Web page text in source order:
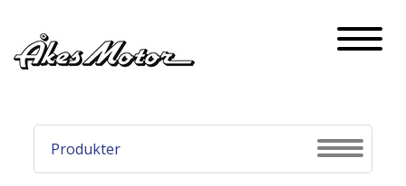
Produkter